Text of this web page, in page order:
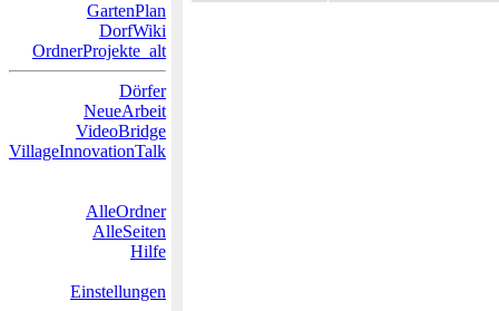
GartenPlan
DorfWiki
OrdnerProjekte_alt
Dörfer
NeueArbeit
VideoBridge
VillageInnovationTalk
AlleOrdner
AlleSeiten
Hilfe
Einstellungen